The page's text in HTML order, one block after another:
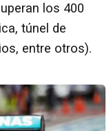
los 400
túnel de
entre otros).